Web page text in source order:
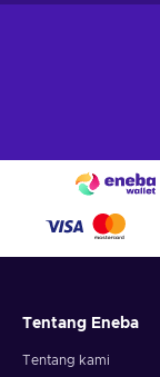
Tentang Eneba
Tentang kami